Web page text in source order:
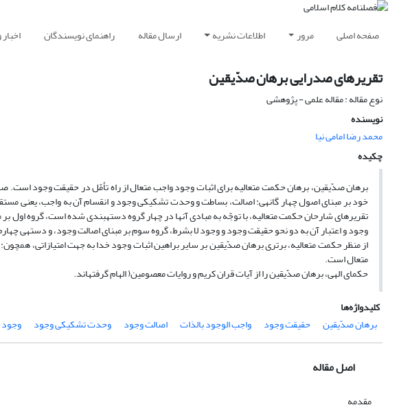
صفحه اصلی مرور اطلاعات نشریه ارسال مقاله راهنمای نویسندگان
تقریرهای صدرایی برهان صدّیقین
نوع مقاله : مقاله علمی - پژوهشی
نویسنده
محمد رضا امامی نیا
چکیده
برهان صدّیقین، برهان حکمت متعالیه برای اثبات وجود واجب متعال از راه تأمّل در حقیقت وجود است.
وجود و اعتبار آن به دو نحو حقیقت وجود و وجود لا بشرط، گروه سوم بر مبنای اصالت وجود، و دسته‎ی چهارم بر اساس اصالت واقعیت شکل گرفته است.
متعال است.
حکمای الهی، برهان صدّیقین را از آیات قران کریم و روایات معصومین( الهام گرفته‎اند.
کلیدواژه‌ها
برهان صدّیقین
حقیقت وجود واجب الوجود بالذات اصالت وجود وحدت تشکیکی وجود
اصل مقاله
مقدمه